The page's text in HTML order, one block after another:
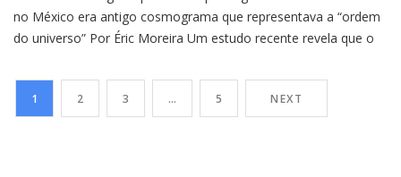
no México era antigo cosmograma que representava a “ordem
do universo” Por Éric Moreira Um estudo recente revela que o
representa um enorme mapa urbano que ilustra a “ordem do
universo” segundo a perspectiva dos […]
1 2 3 … 5 NEXT